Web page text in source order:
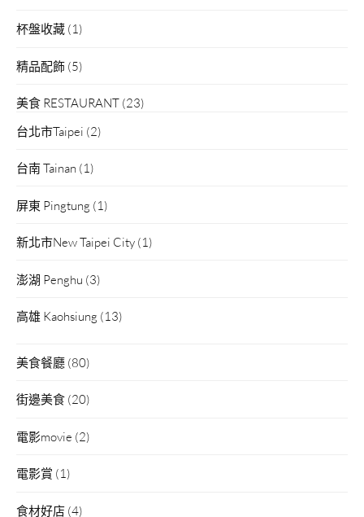
杯盤收藏 (1)
精品配飾 (5)
美食 RESTAURANT (23)
台北市Taipei (2)
台南 Tainan (1)
屏東 Pingtung (1)
新北市New Taipei City (1)
澎湖 Penghu (3)
高雄 Kaohsiung (13)
美食餐廳 (80)
街邊美食 (20)
電影movie (2)
電影賞 (1)
食材好店 (4)